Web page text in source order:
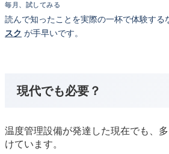
毎月、試してみる
読んで知ったことを実際の一杯で体験する
スク が手早いです。
現代でも必要？
温度管理設備が発達した現在でも、
けています。